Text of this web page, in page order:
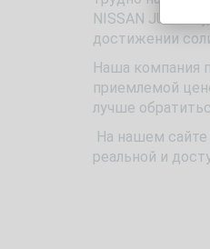
NISSAN JUKE б/
достижении
Наша компания
приемлемой
лучше
На нашем
реальной и